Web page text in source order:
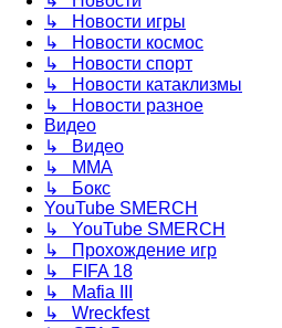
↳ Новости игры
↳ Новости космос
↳ Новости спорт
↳ Новости катаклизмы
↳ Новости разное
Видео
↳ Видео
↳ ММА
↳ Бокс
YouTube SMERCH
↳ YouTube SMERCH
↳ Прохождение игр
↳ FIFA 18
↳ Mafia III
↳ Wreckfest